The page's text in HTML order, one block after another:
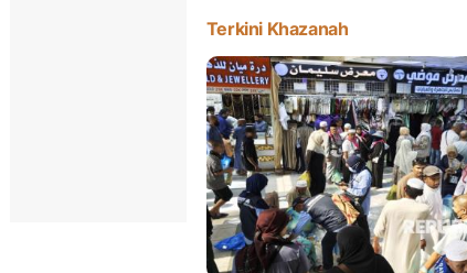
Terkini Khazanah